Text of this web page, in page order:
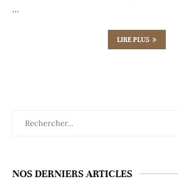
…
LIRE PLUS
NOS DERNIERS ARTICLES